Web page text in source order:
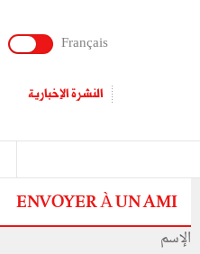
Français
النشرة الإخبارية
ENVOYER À UN AMI
الإسم